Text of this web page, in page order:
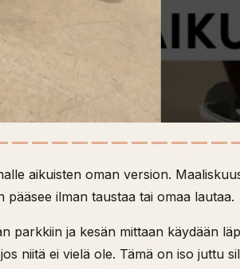
aikuisten oman version.
ilman taustaa tai omaa lautaa.
parkkiin ja kesän mittaan käydään
niitä ei vielä ole. Tämä on iso juttu